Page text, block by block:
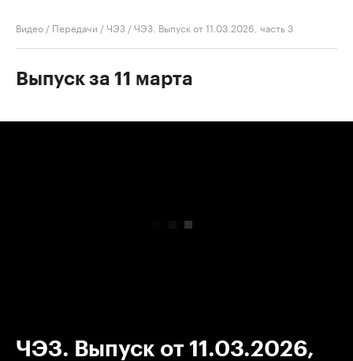
Видео / Передачи /ЧЭЗ /ЧЭЗ. Выпуск от 11.03.2026, часть 3
Выпуск за 11 марта
ЧЭЗ. Выпуск от 11.03.2026,